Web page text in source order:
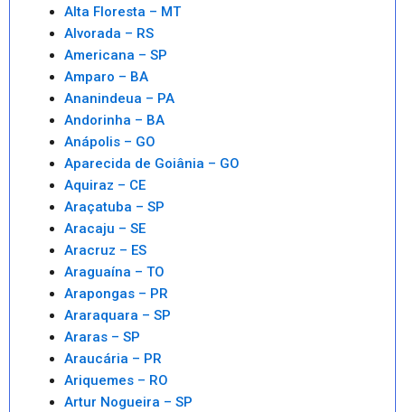
Alta Floresta – MT
Alvorada – RS
Americana – SP
Amparo – BA
Ananindeua – PA
Andorinha – BA
Anápolis – GO
Aparecida de Goiânia – GO
Aquiraz – CE
Araçatuba – SP
Aracaju – SE
Aracruz – ES
Araguaína – TO
Arapongas – PR
Araraquara – SP
Araras – SP
Araucária – PR
Ariquemes – RO
Artur Nogueira – SP